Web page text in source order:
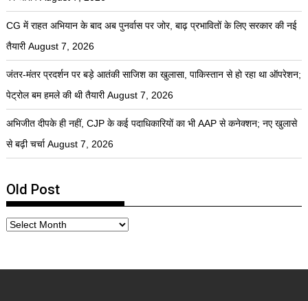
CG में राहत अभियान के बाद अब पुनर्वास पर जोर, बाढ़ प्रभावितों के लिए सरकार की नई
तैयारी August 7, 2026
जंतर-मंतर प्रदर्शन पर बड़े आतंकी साजिश का खुलासा, पाकिस्तान से हो रहा था ऑपरेशन;
पेट्रोल बम हमले की थी तैयारी August 7, 2026
अभिजीत दीपके ही नहीं, CJP के कई पदाधिकारियों का भी AAP से कनेक्शन; नए खुलासे
से बढ़ी चर्चा August 7, 2026
Old Post